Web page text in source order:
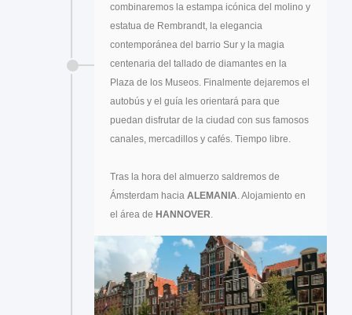
combinaremos la estampa icónica del molino y
estatua de Rembrandt, la elegancia
contemporánea del barrio Sur y la magia
centenaria del tallado de diamantes en la
Plaza de los Museos. Finalmente dejaremos el
autobús y el guía les orientará para que
puedan disfrutar de la ciudad con sus famosos
canales, mercadillos y cafés. Tiempo libre.
Tras la hora del almuerzo saldremos de
Ámsterdam hacia ALEMANIA . Alojamiento en
el área de HANNOVER